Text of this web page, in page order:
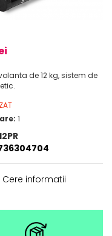
de 12 kg, sistem de
1
Cere informatii